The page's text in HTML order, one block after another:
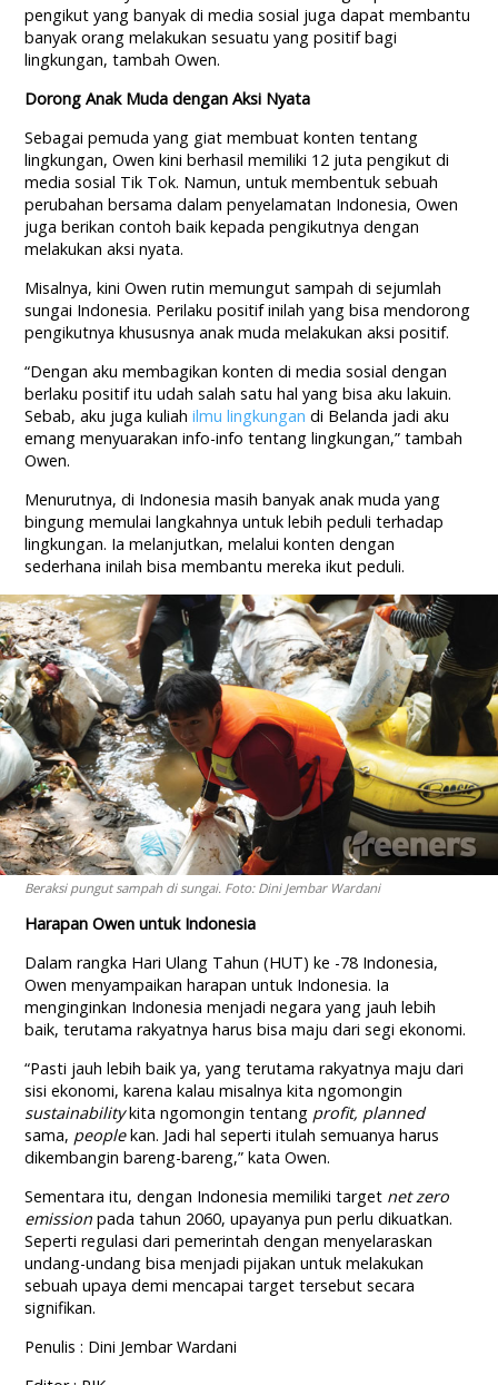
pengikut yang banyak di media sosial juga dapat membantu
banyak orang melakukan sesuatu yang positif bagi
lingkungan, tambah Owen.
Dorong Anak Muda dengan Aksi Nyata
Sebagai pemuda yang giat membuat konten tentang
lingkungan, Owen kini berhasil memiliki 12 juta pengikut di
media sosial Tik Tok. Namun, untuk membentuk sebuah
perubahan bersama dalam penyelamatan Indonesia, Owen
juga berikan contoh baik kepada pengikutnya dengan
melakukan aksi nyata.
Misalnya, kini Owen rutin memungut sampah di sejumlah
sungai Indonesia. Perilaku positif inilah yang bisa mendorong
pengikutnya khususnya anak muda melakukan aksi positif.
“Dengan aku membagikan konten di media sosial dengan
berlaku positif itu udah salah satu hal yang bisa aku lakuin.
Sebab, aku juga kuliahilmu lingkungan di Belanda jadi aku
emang menyuarakan info-info tentang lingkungan,” tambah
Owen.
Menurutnya, di Indonesia masih banyak anak muda yang
bingung memulai langkahnya untuk lebih peduli terhadap
lingkungan. Ia melanjutkan, melalui konten dengan
sederhana inilah bisa membantu mereka ikut peduli.
Beraksi pungut sampah di sungai. Foto: Dini Jembar Wardani
Harapan Owen untuk Indonesia
Dalam rangka Hari Ulang Tahun (HUT) ke -78 Indonesia,
Owen menyampaikan harapan untuk Indonesia. Ia
menginginkan Indonesia menjadi negara yang jauh lebih
baik, terutama rakyatnya harus bisa maju dari segi ekonomi.
“Pasti jauh lebih baik ya, yang terutama rakyatnya maju dari
sisi ekonomi, karena kalau misalnya kita ngomongin
sustainabilitykita ngomongin tentang profit, planned
sama, peoplekan. Jadi hal seperti itulah semuanya harus
dikembangin bareng-bareng,” kata Owen.
Sementara itu, dengan Indonesia memiliki target net zero
emission pada tahun 2060, upayanya pun perlu dikuatkan.
Seperti regulasi dari pemerintah dengan menyelaraskan
undang-undang bisa menjadi pijakan untuk melakukan
sebuah upaya demi mencapai target tersebut secara
signifikan.
Penulis : Dini Jembar Wardani